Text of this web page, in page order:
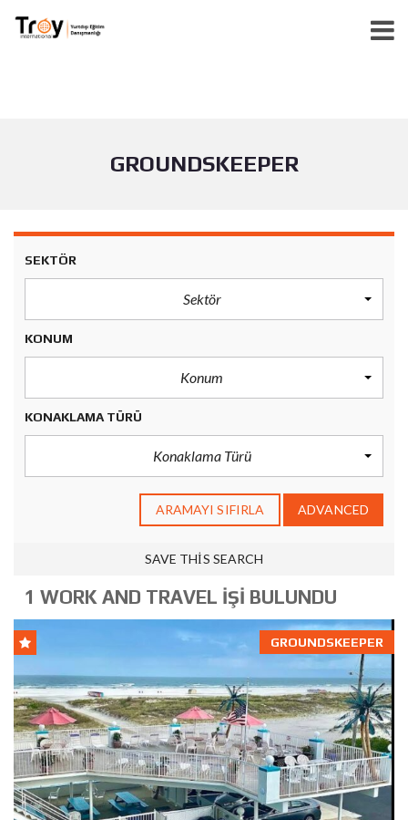
GROUNDSKEEPER
SEKTÖR
Sektör
KONUM
Konum
KONAKLAMA TÜRÜ
Konaklama Türü
ARAMAYI SIFIRLA ADVANCED
SAVE THIS SEARCH
1 WORK AND TRAVEL İŞI BULUNDU
GROUNDSKEEPER